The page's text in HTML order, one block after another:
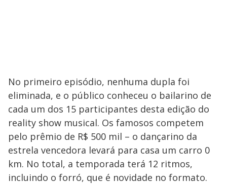
No primeiro episódio, nenhuma dupla foi
eliminada, e o público conheceu o bailarino de
cada um dos 15 participantes desta edição do
reality show musical. Os famosos competem
pelo prêmio de R$ 500 mil – o dançarino da
estrela vencedora levará para casa um carro 0
km. No total, a temporada terá 12 ritmos,
incluindo o forró, que é novidade no formato.